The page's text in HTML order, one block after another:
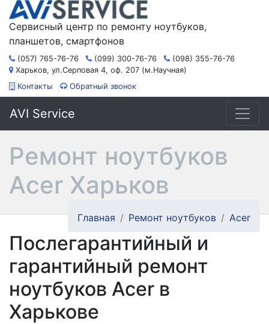
Сервисный центр по ремонту ноутбуков,
планшетов, смартфонов
(057) 765-76-76 (099) 300-76-76
(098) 355-76-76
Харьков, ул.Серповая 4, оф. 207 (м.Научная)
Контакты
Обратный звонок
AVI Service
Ремонт ноутбуков
Acer Харьков
Главная Ремонт ноутбуков Acer
Послегарантийный и
гарантийный ремонт
ноутбуков Acer в
Харькове